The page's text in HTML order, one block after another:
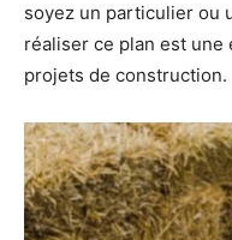
soyez un particulier ou
réaliser ce plan est
projets de construction.